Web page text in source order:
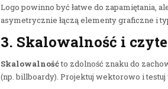
Logo powinno być łatwe do zapamiętania,
asymetrycznie łączą elementy graficzne i
3. Skalowalność i
Skalowalnośćto zdolność znaku do
(np. billboardy). Projektuj wektorowo i